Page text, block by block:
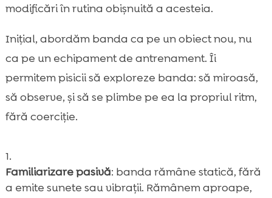
modificări în rutina obișnuită a acesteia.
Inițial, abordăm banda ca pe un obiect nou, nu
ca pe un echipament de antrenament. Îi
permitem pisicii să exploreze banda: să miroasă,
să observe, și să se plimbe pe ea la propriul ritm,
fără coerciție.
Familiarizare pasivă: banda rămâne statică, fără
a emite sunete sau vibrații. Rămânem aproape,